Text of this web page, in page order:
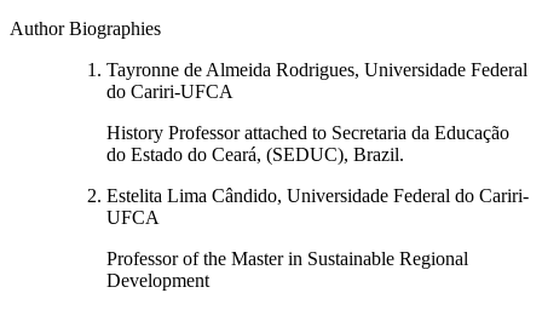
Author Biographies
Tayronne de Almeida Rodrigues, Universidade Federal
do Cariri-UFCA
History Professor attached to Secretaria da Educação
do Estado do Ceará, (SEDUC), Brazil.
Estelita Lima Cândido, Universidade Federal do Cariri-
UFCA
Professor of the Master in Sustainable Regional
Development